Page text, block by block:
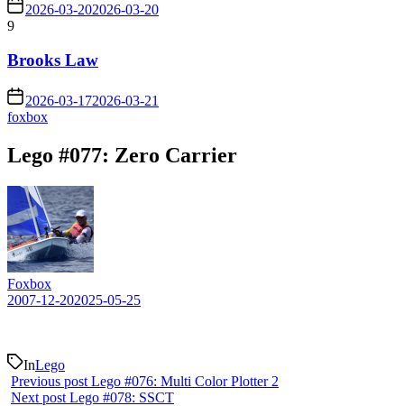
2026-03-202026-03-20
9
Brooks Law
2026-03-172026-03-21
foxbox
Lego #077: Zero Carrier
Foxbox
2007-12-202025-05-25
InLego
Previous post Lego #076: Multi Color Plotter 2
Next post Lego #078: SSCT